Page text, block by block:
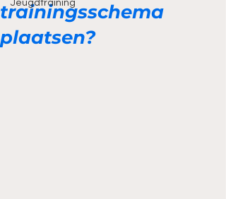
Jeugdtraining
trainingsschema
plaatsen?